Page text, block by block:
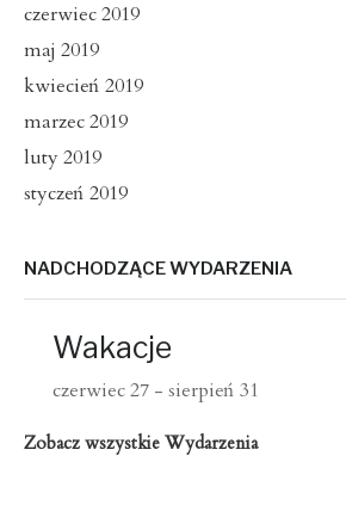
czerwiec 2019
maj 2019
kwiecień 2019
marzec 2019
luty 2019
styczeń 2019
NADCHODZĄCE WYDARZENIA
Wakacje
czerwiec 27 - sierpień 31
Zobacz wszystkie Wydarzenia